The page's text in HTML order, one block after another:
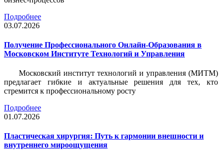
Подробнее
03.07.2026
Получение Профессионального Онлайн-Образования в
Московском Институте Технологий и Управления
Московский институт технологий и управления (МИТМ)
предлагает гибкие и актуальные решения для тех, кто
стремится к профессиональному росту
Подробнее
01.07.2026
Пластическая хирургия: Путь к гармонии внешности и
внутреннего мироощущения